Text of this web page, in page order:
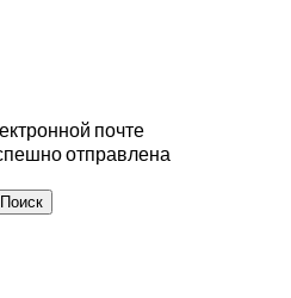
почте
отправлена
Поиск